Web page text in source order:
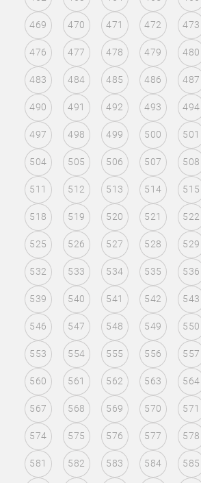
469 470 471 472 473
476 477 478 479 480
483 484 485 486 487
490 491 492 493 494
497 498 499 500 501
504 505 506 507 508
511 512 513 514 515
518 519 520 521 522
525 526 527 528 529
532 533 534 535 536
539 540 541 542 543
546 547 548 549 550
553 554 555 556 557
560 561 562 563 564
567 568 569 570 571
574 575 576 577 578
581 582 583 584 585